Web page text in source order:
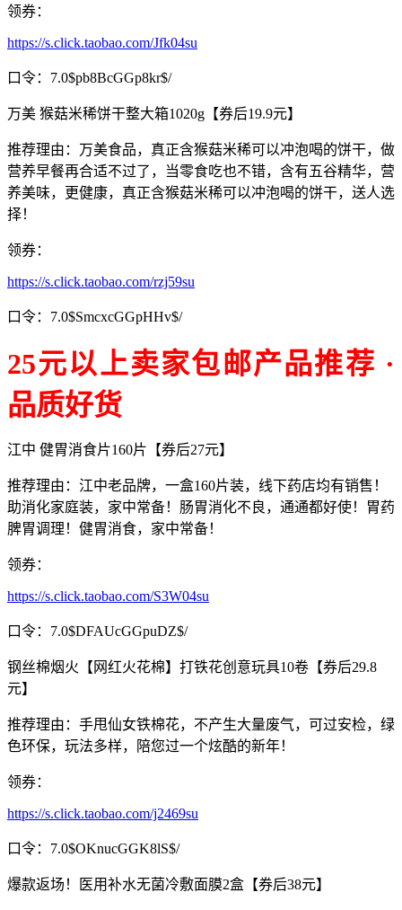
领券：
https://s.click.taobao.com/Jfk04su
口令：7.0$pb8BcGGp8kr$/
万美 猴菇米稀饼干整大箱1020g【券后19.9元】
推荐理由：万美食品，真正含猴菇米稀可以冲泡喝的饼干，做
营养早餐再合适不过了，当零食吃也不错，含有五谷精华，营
养美味，更健康，真正含猴菇米稀可以冲泡喝的饼干，送人选
择！
领券：
https://s.click.taobao.com/rzj59su
口令：7.0$SmcxcGGpHHv$/
25元以上卖家包邮产品推荐 ·
品质好货
江中 健胃消食片160片【券后27元】
推荐理由：江中老品牌，一盒160片装，线下药店均有销售！
助消化家庭装，家中常备！肠胃消化不良，通通都好使！胃药
脾胃调理！健胃消食，家中常备！
领券：
https://s.click.taobao.com/S3W04su
口令：7.0$DFAUcGGpuDZ$/
钢丝棉烟火【网红火花棉】打铁花创意玩具10卷【券后29.8
元】
推荐理由：手甩仙女铁棉花，不产生大量废气，可过安检，绿
色环保，玩法多样，陪您过一个炫酷的新年！
领券：
https://s.click.taobao.com/j2469su
口令：7.0$OKnucGGK8lS$/
爆款返场！医用补水无菌冷敷面膜2盒【券后38元】